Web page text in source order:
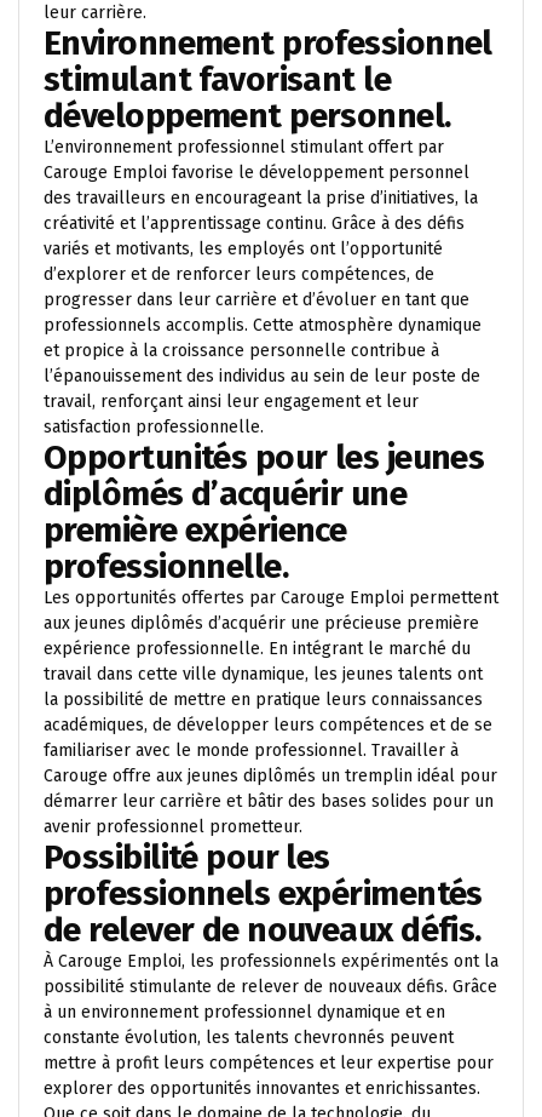
leur carrière.
Environnement professionnel
stimulant favorisant le
développement personnel.
L’environnement professionnel stimulant offert par
Carouge Emploi favorise le développement personnel
des travailleurs en encourageant la prise d’initiatives, la
créativité et l’apprentissage continu. Grâce à des défis
variés et motivants, les employés ont l’opportunité
d’explorer et de renforcer leurs compétences, de
progresser dans leur carrière et d’évoluer en tant que
professionnels accomplis. Cette atmosphère dynamique
et propice à la croissance personnelle contribue à
l’épanouissement des individus au sein de leur poste de
travail, renforçant ainsi leur engagement et leur
satisfaction professionnelle.
Opportunités pour les jeunes
diplômés d’acquérir une
première expérience
professionnelle.
Les opportunités offertes par Carouge Emploi permettent
aux jeunes diplômés d’acquérir une précieuse première
expérience professionnelle. En intégrant le marché du
travail dans cette ville dynamique, les jeunes talents ont
la possibilité de mettre en pratique leurs connaissances
académiques, de développer leurs compétences et de se
familiariser avec le monde professionnel. Travailler à
Carouge offre aux jeunes diplômés un tremplin idéal pour
démarrer leur carrière et bâtir des bases solides pour un
avenir professionnel prometteur.
Possibilité pour les
professionnels expérimentés
de relever de nouveaux défis.
À Carouge Emploi, les professionnels expérimentés ont la
possibilité stimulante de relever de nouveaux défis. Grâce
à un environnement professionnel dynamique et en
constante évolution, les talents chevronnés peuvent
mettre à profit leurs compétences et leur expertise pour
explorer des opportunités innovantes et enrichissantes.